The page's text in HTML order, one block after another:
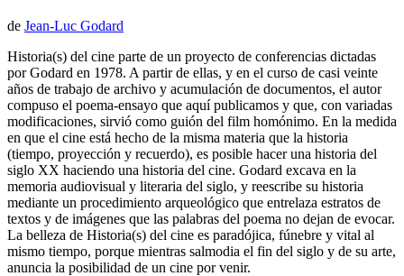
de Jean-Luc Godard
Historia(s) del cine parte de un proyecto de conferencias dictadas
por Godard en 1978. A partir de ellas, y en el curso de casi veinte
años de trabajo de archivo y acumulación de documentos, el autor
compuso el poema-ensayo que aquí publicamos y que, con variadas
modificaciones, sirvió como guión del film homónimo. En la medida
en que el cine está hecho de la misma materia que la historia
(tiempo, proyección y recuerdo), es posible hacer una historia del
siglo XX haciendo una historia del cine. Godard excava en la
memoria audiovisual y literaria del siglo, y reescribe su historia
mediante un procedimiento arqueológico que entrelaza estratos de
textos y de imágenes que las palabras del poema no dejan de evocar.
La belleza de Historia(s) del cine es paradójica, fúnebre y vital al
mismo tiempo, porque mientras salmodia el fin del siglo y de su arte,
anuncia la posibilidad de un cine por venir.